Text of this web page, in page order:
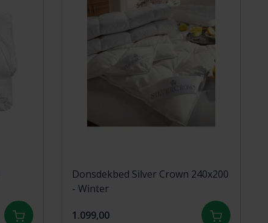
Donsdekbed Silver Crown 240x200
- Winter
1.099,00